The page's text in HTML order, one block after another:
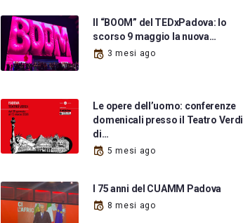
Il “BOOM” del TEDxPadova: lo
scorso 9 maggio la nuova…
3 mesi ago
Le opere dell’uomo: conferenze
domenicali presso il Teatro Verdi
di…
5 mesi ago
I 75 anni del CUAMM Padova
8 mesi ago